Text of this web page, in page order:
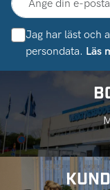
Jag har läst och
persondata. Läs